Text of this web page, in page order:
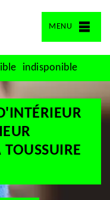
MENU
indisponible